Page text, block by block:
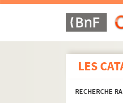
LES
RECHERCHE
MS
MS
MS
MS
MS
MS